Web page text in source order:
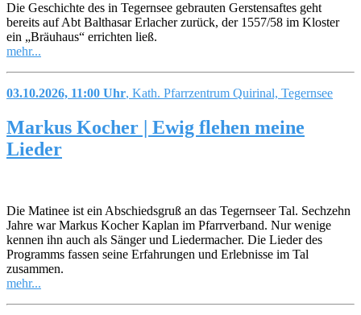
Die Geschichte des in Tegernsee gebrauten Gerstensaftes geht
bereits auf Abt Balthasar Erlacher zurück, der 1557/58 im Kloster
ein „Bräuhaus“ errichten ließ.
mehr...
03.10.2026, 11:00 Uhr, Kath. Pfarrzentrum Quirinal, Tegernsee
Markus Kocher | Ewig flehen meine
Lieder
Die Matinee ist ein Abschiedsgruß an das Tegernseer Tal. Sechzehn
Jahre war Markus Kocher Kaplan im Pfarrverband. Nur wenige
kennen ihn auch als Sänger und Liedermacher. Die Lieder des
Programms fassen seine Erfahrungen und Erlebnisse im Tal
zusammen.
mehr...